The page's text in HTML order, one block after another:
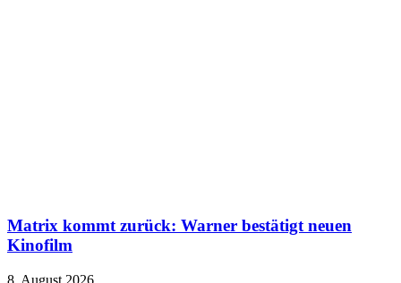
Matrix kommt zurück: Warner bestätigt neuen
Kinofilm
8. August 2026